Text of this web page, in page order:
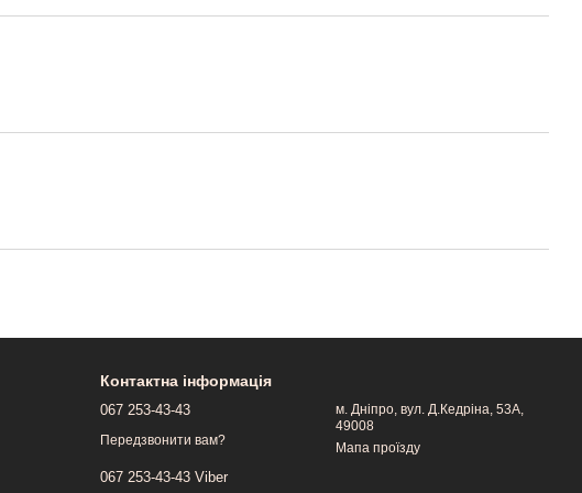
Контактна інформація
067 253-43-43
Передзвонити вам?
067 253-43-43 Viber
м. Дніпро, вул. Д.Кедріна, 53А,
49008
Мапа проїзду